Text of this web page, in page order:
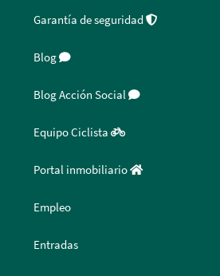
Garantía de seguridad
Blog
Blog Acción Social
Equipo Ciclista
Portal inmobiliario
Empleo
Entradas